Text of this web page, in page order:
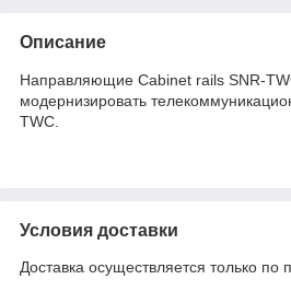
Описание
Направляющие Cabinet rails SNR-
модернизировать
TWC.
Условия доставки
Доставка осуществляется только по